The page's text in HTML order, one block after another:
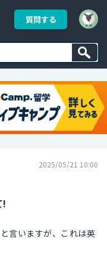
質問する
2025/05/21 10:00
!
言いますが、これは英